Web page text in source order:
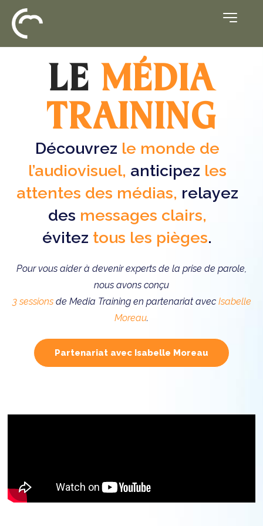
LE MÉDIA
TRAINING
Découvrez le monde de
l’audiovisuel, anticipez les
attentes des médias, relayez
des messages clairs,
évitez tous les pièges.
Pour vous aider à devenir experts de la prise de parole,
nous avons conçu
3 sessionsde Media Training en partenariat avec Isabelle
Moreau.
Partenariat avec Isabelle Moreau